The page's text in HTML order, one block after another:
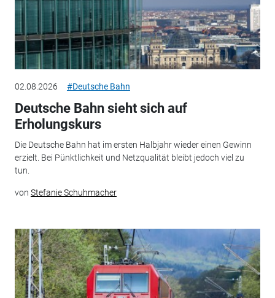
02.08.2026 #Deutsche Bahn
Deutsche Bahn sieht sich auf
Erholungskurs
Die Deutsche Bahn hat im ersten Halbjahr wieder einen Gewinn
erzielt. Bei Pünktlichkeit und Netzqualität bleibt jedoch viel zu
tun.
von Stefanie Schuhmacher